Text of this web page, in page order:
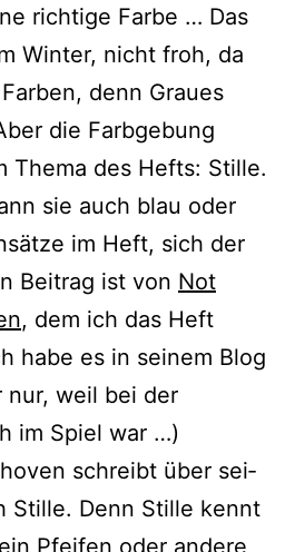
rich­ti­ge Farbe … Das
Winter, nicht froh, da
denn Graues
die Farbgebung
Thema des Hefts: Stille.
sie auch blau oder
im Heft, sich der
Beitrag ist von Not
, dem ich das Heft
habe es in sei­nem Blog
nur, weil bei der
im Spiel war …)
schreibt über sei­
Stille. Denn Stille kennt
Pfeifen oder ande­re